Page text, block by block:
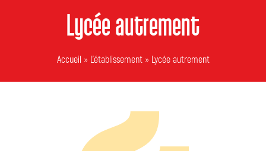
Lycée autrement
Accueil » L’établissement» Lycée autrement